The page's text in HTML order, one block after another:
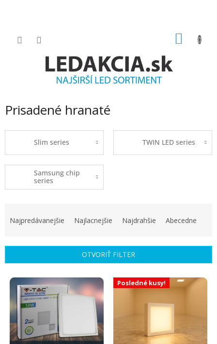
Prisadené hranaté
Slim series TWIN LED series
Samsung chip
series
n
i
p
o
d
u
Najpredávanejšie Najlacnejšie Najdrahšie Abecedne
OTVORIŤ FILTER
V
p
p
Posledné kusy!